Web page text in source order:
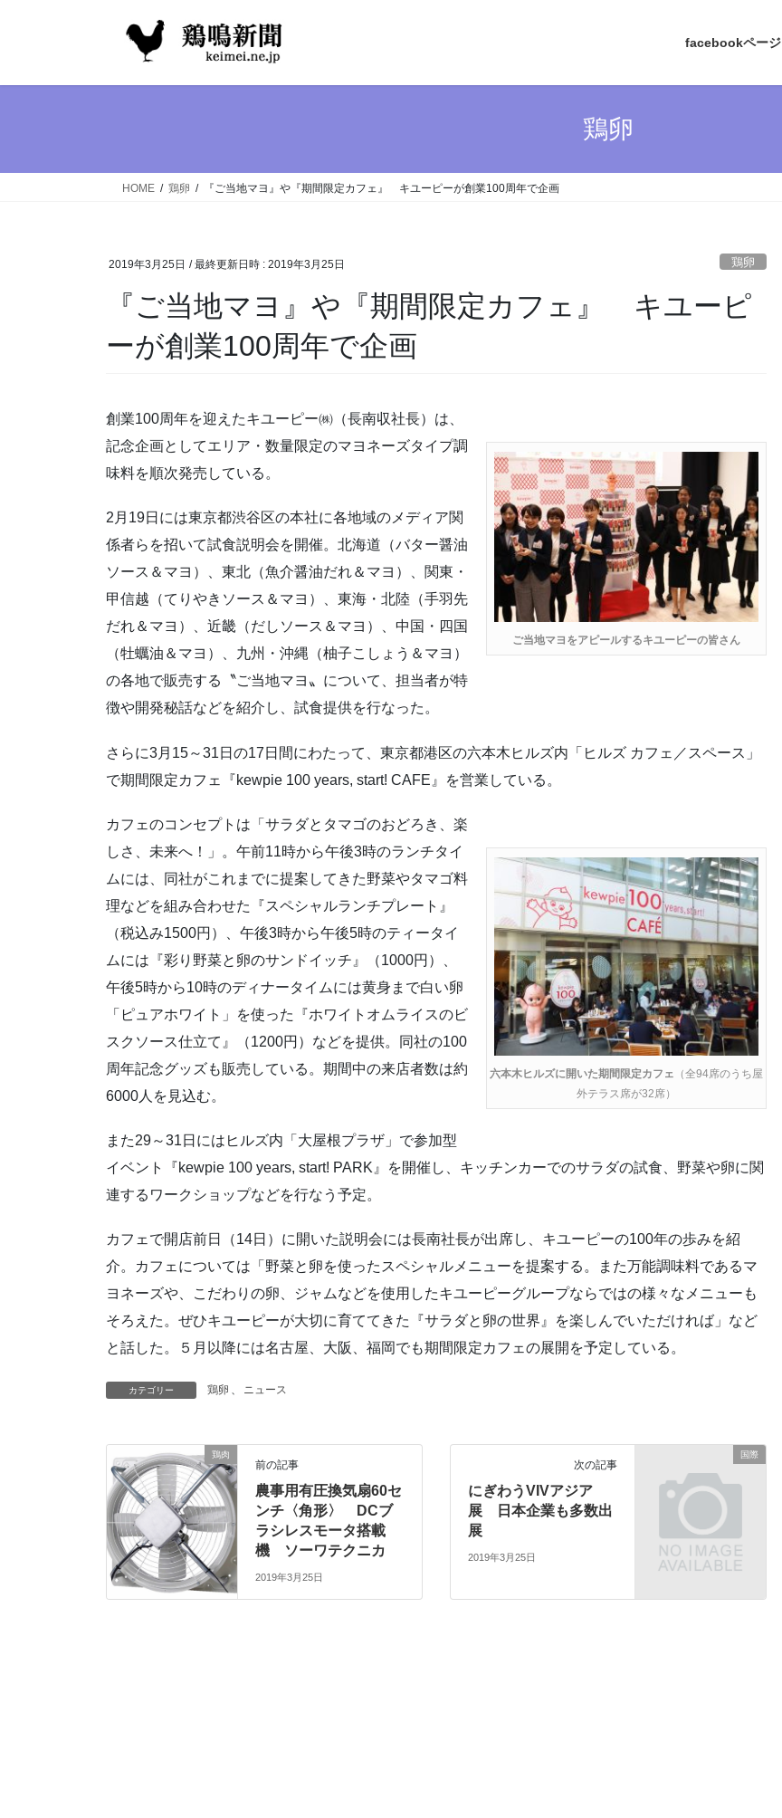
facebookページ
鶏卵
HOME 鶏卵 『ご当地マヨ』や『期間限定カフェ』 キユーピーが創業100周年で企画
2019年3月25日 / 最終更新日時 : 2019年3月25日 鶏卵
『ご当地マヨ』や『期間限定カフェ』 キユーピ
ーが創業100周年で企画
ご当地マヨをアピールするキユーピーの皆さん
創業100周年を迎えたキユーピー㈱（長南収社長）は、
記念企画としてエリア・数量限定のマヨネーズタイプ調
味料を順次発売している。
2月19日には東京都渋谷区の本社に各地域のメディア関
係者らを招いて試食説明会を開催。北海道（バター醤油
ソース＆マヨ）、東北（魚介醤油だれ＆マヨ）、関東・
甲信越（てりやきソース＆マヨ）、東海・北陸（手羽先
だれ＆マヨ）、近畿（だしソース＆マヨ）、中国・四国
（牡蠣油＆マヨ）、九州・沖縄（柚子こしょう＆マヨ）
の各地で販売する〝ご当地マヨ〟について、担当者が特
徴や開発秘話などを紹介し、試食提供を行なった。
さらに3月15～31日の17日間にわたって、東京都港区の六本木ヒルズ内「ヒルズ カフェ／スペース」
で期間限定カフェ『kewpie 100 years, start! CAFE』を営業している。
六本木ヒルズに開いた期間限定カフェ （全94席のうち屋
外テラス席が32席）
カフェのコンセプトは「サラダとタマゴのおどろき、楽
しさ、未来へ！」。午前11時から午後3時のランチタイ
ムには、同社がこれまでに提案してきた野菜やタマゴ料
理などを組み合わせた『スペシャルランチプレート』
（税込み1500円）、午後3時から午後5時のティータイ
ムには『彩り野菜と卵のサンドイッチ』（1000円）、
午後5時から10時のディナータイムには黄身まで白い卵
「ピュアホワイト」を使った『ホワイトオムライスのビ
スクソース仕立て』（1200円）などを提供。同社の100
周年記念グッズも販売している。期間中の来店者数は約
6000人を見込む。
また29～31日にはヒルズ内「大屋根プラザ」で参加型
イベント『kewpie 100 years, start! PARK』を開催し、キッチンカーでのサラダの試食、野菜や卵に関
連するワークショップなどを行なう予定。
カフェで開店前日（14日）に開いた説明会には長南社長が出席し、キユーピーの100年の歩みを紹
介。カフェについては「野菜と卵を使ったスペシャルメニューを提案する。また万能調味料であるマ
ヨネーズや、こだわりの卵、ジャムなどを使用したキユーピーグループならではの様々なメニューも
そろえた。ぜひキユーピーが大切に育ててきた『サラダと卵の世界』を楽しんでいただければ」など
と話した。５月以降には名古屋、大阪、福岡でも期間限定カフェの展開を予定している。
カテゴリー 鶏卵 、 ニュース
鶏肉
前の記事
農事用有圧換気扇60セ
ンチ〈角形〉 DCブ
ラシレスモータ搭載
機 ソーワテクニカ
2019年3月25日
国際
次の記事
にぎわうVIVアジア
展 日本企業も多数出
展
2019年3月25日